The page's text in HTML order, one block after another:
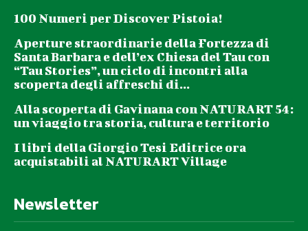
100 Numeri per Discover Pistoia!
Aperture straordinarie della Fortezza di
Santa Barbara e dell’ex Chiesa del Tau con
“Tau Stories”, un ciclo di incontri alla
scoperta degli affreschi di...
Alla scoperta di Gavinana con NATURART 54:
un viaggio tra storia, cultura e territorio
I libri della Giorgio Tesi Editrice ora
acquistabili al NATURART Village
Newsletter